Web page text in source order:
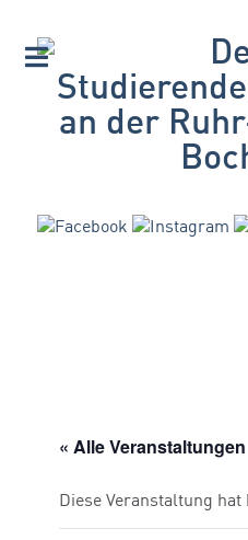
« Alle Veranstaltungen
Diese Veranstaltung